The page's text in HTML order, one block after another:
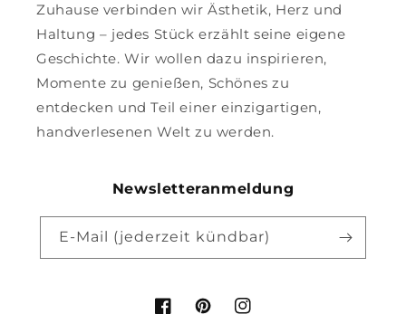
Zuhause verbinden wir Ästhetik, Herz und
Haltung – jedes Stück erzählt seine eigene
Geschichte. Wir wollen dazu inspirieren,
Momente zu genießen, Schönes zu
entdecken und Teil einer einzigartigen,
handverlesenen Welt zu werden.
Newsletteranmeldung
E-Mail (jederzeit kündbar)
FacebookPinterestInstagram